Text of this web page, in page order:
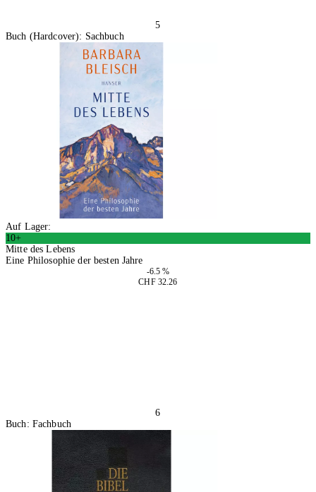
5
Buch (Hardcover): Sachbuch
Auf Lager:
10+
Mitte des Lebens
Eine Philosophie der besten Jahre
-6.5 %
CHF 32.26
6
Buch: Fachbuch